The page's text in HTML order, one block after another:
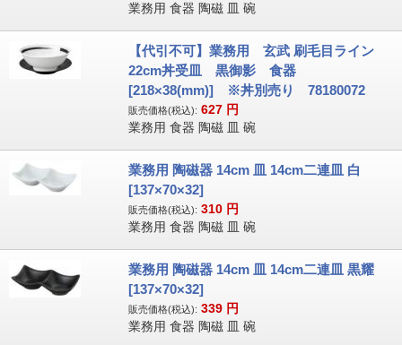
業務用 食器 陶磁 皿 碗
【代引不可】業務用 玄武 刷毛目ライン
22cm丼受皿 黒御影 食器
[218×38(mm)] ※丼別売り 78180072
販売価格(税込): 627 円
業務用 食器 陶磁 皿 碗
業務用 陶磁器 14cm 皿 14cm二連皿 白
[137×70×32]
販売価格(税込): 310 円
業務用 食器 陶磁 皿 碗
業務用 陶磁器 14cm 皿 14cm二連皿 黒耀
[137×70×32]
販売価格(税込): 339 円
業務用 食器 陶磁 皿 碗